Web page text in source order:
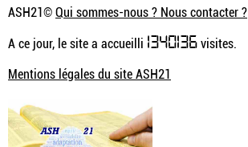
ASH21©Qui sommes-nous ? Nous contacter ?
A ce jour, le site a accueilli 1340136visites.
Mentions légales du site ASH21